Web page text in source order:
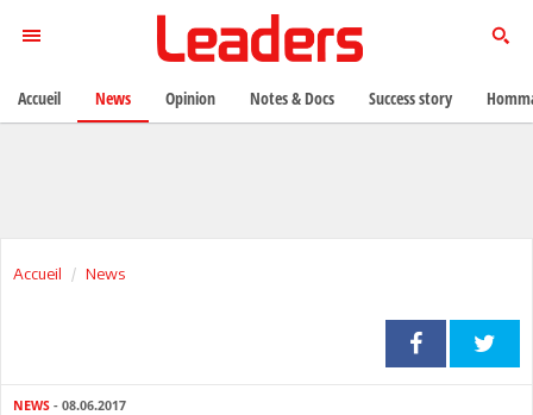
Accueil News
NEWS - 08.06.2017
Accueil News Opinion Notes & Docs Success story